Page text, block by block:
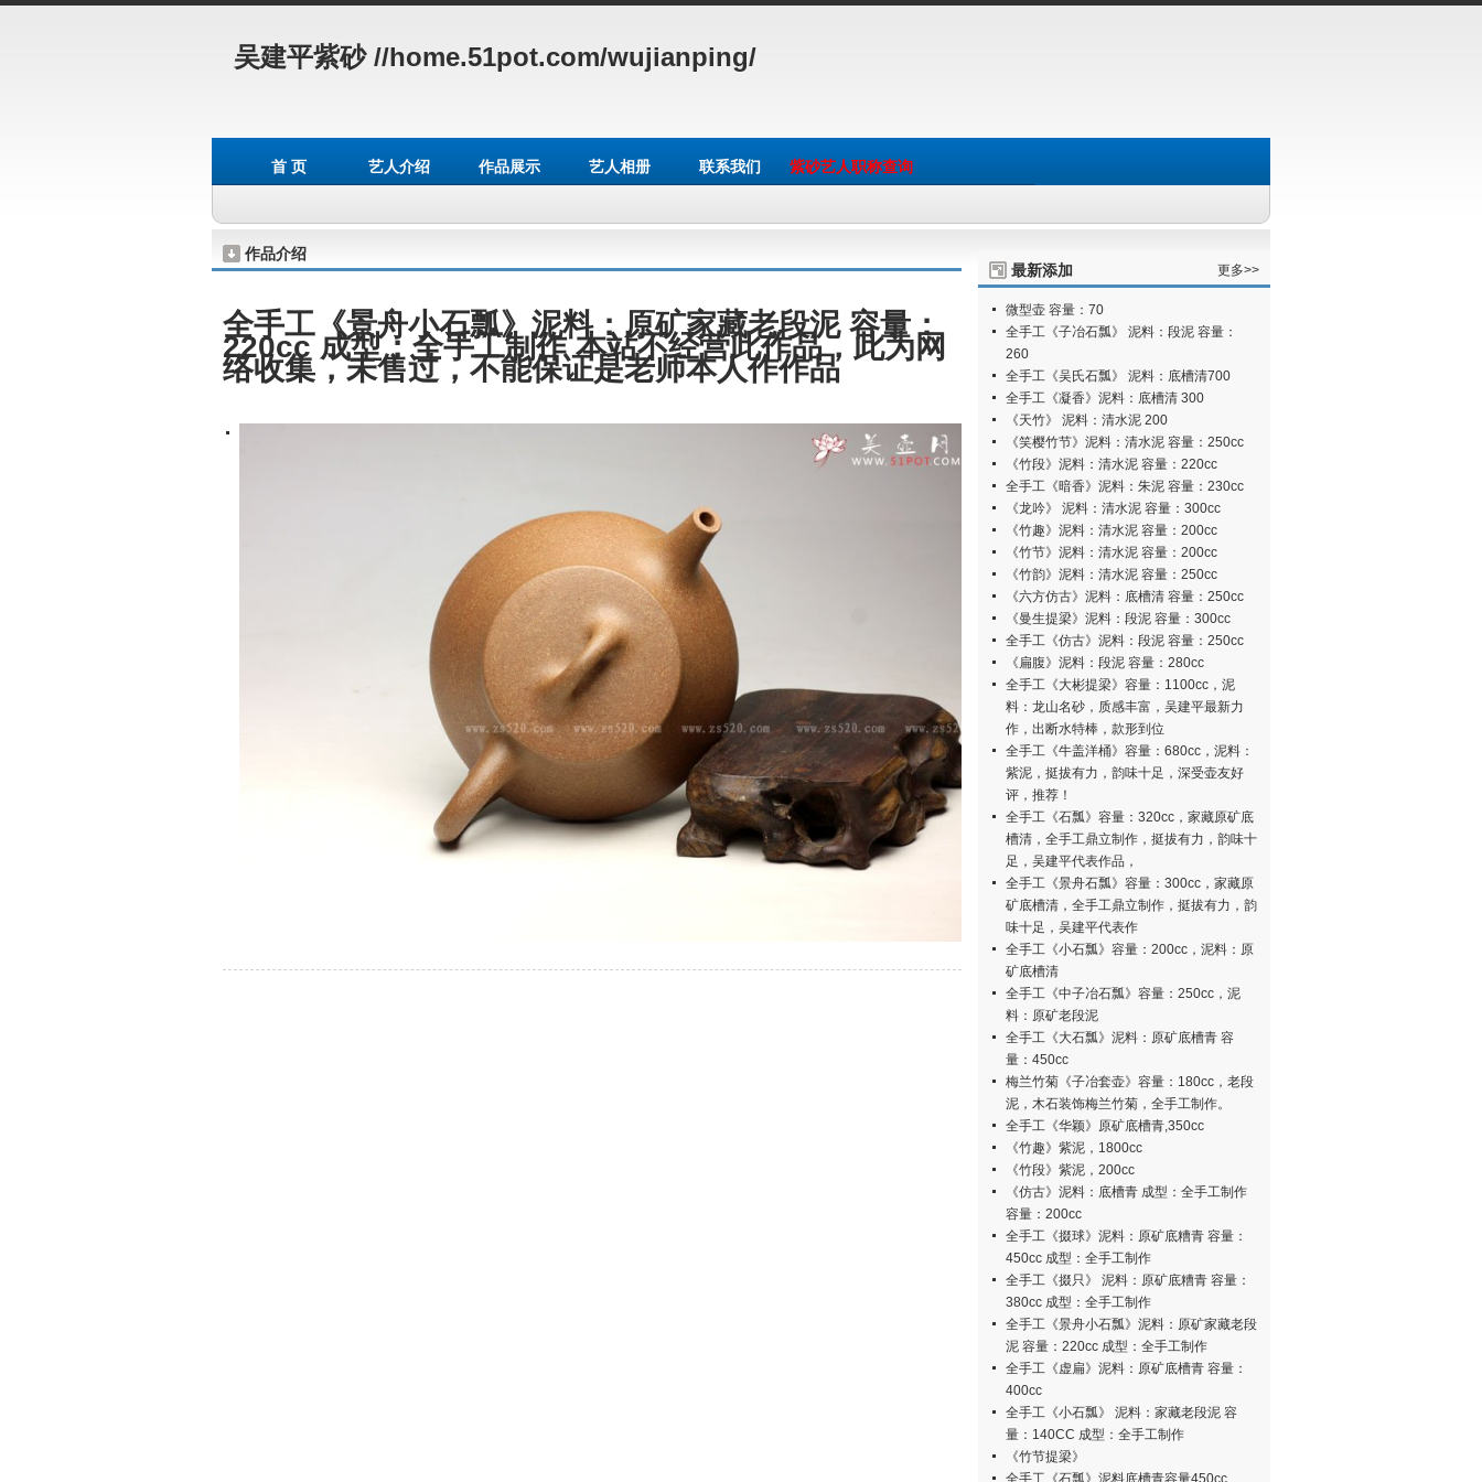
吴建平紫砂//home.51pot.com/wujianping/
首 页 艺人介绍 作品展示 艺人相册 联系我们 紫砂艺人职称查询
作品介绍
全手工《景舟小石瓢》泥料：原矿家藏老段泥 容量：
220cc 成型：全手工制作本站不经营此作品，此为网
络收集，未售过，不能保证是老师本人作作品
最新添加 更多>>
微型壶 容量：70
全手工《子冶石瓢》 泥料：段泥 容量：
260
全手工《吴氏石瓢》 泥料：底槽清700
全手工《凝香》泥料：底槽清 300
《天竹》 泥料：清水泥 200
《笑樱竹节》泥料：清水泥 容量：250cc
《竹段》泥料：清水泥 容量：220cc
全手工《暗香》泥料：朱泥 容量：230cc
《龙吟》 泥料：清水泥 容量：300cc
《竹趣》泥料：清水泥 容量：200cc
《竹节》泥料：清水泥 容量：200cc
《竹韵》泥料：清水泥 容量：250cc
《六方仿古》泥料：底槽清 容量：250cc
《曼生提梁》泥料：段泥 容量：300cc
全手工《仿古》泥料：段泥 容量：250cc
《扁腹》泥料：段泥 容量：280cc
全手工《大彬提梁》容量：1100cc，泥
料：龙山名砂，质感丰富，吴建平最新力
作，出断水特棒，款形到位
全手工《牛盖洋桶》容量：680cc，泥料：
紫泥，挺拔有力，韵味十足，深受壶友好
评，推荐！
全手工《石瓢》容量：320cc，家藏原矿底
槽清，全手工鼎立制作，挺拔有力，韵味十
足，吴建平代表作品，
全手工《景舟石瓢》容量：300cc，家藏原
矿底槽清，全手工鼎立制作，挺拔有力，韵
味十足，吴建平代表作
全手工《小石瓢》容量：200cc，泥料：原
矿底槽清
全手工《中子冶石瓢》容量：250cc，泥
料：原矿老段泥
全手工《大石瓢》泥料：原矿底槽青 容
量：450cc
梅兰竹菊《子冶套壶》容量：180cc，老段
泥，木石装饰梅兰竹菊，全手工制作。
全手工《华颖》原矿底槽青,350cc
《竹趣》紫泥，1800cc
《竹段》紫泥，200cc
《仿古》泥料：底槽青 成型：全手工制作
容量：200cc
全手工《掇球》泥料：原矿底糟青 容量：
450cc 成型：全手工制作
全手工《掇只》 泥料：原矿底糟青 容量：
380cc 成型：全手工制作
全手工《景舟小石瓢》泥料：原矿家藏老段
泥 容量：220cc 成型：全手工制作
全手工《虚扁》泥料：原矿底槽青 容量：
400cc
全手工《小石瓢》 泥料：家藏老段泥 容
量：140CC 成型：全手工制作
《竹节提梁》
全手工《石瓢》泥料底槽青容量450cc